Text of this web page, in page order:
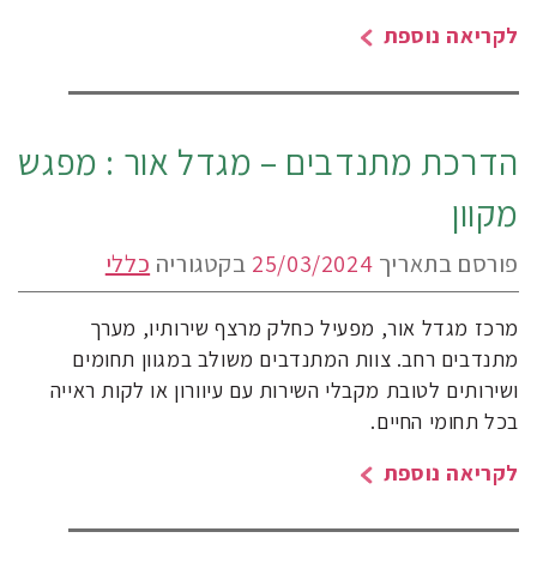
לקריאה נוספת
הדרכת מתנדבים – מגדל אור : מפגש
מקוון
פורסם בתאריך 25/03/2024 בקטגוריה כללי
מרכז מגדל אור, מפעיל כחלק מרצף שירותיו, מערך
מתנדבים רחב. צוות המתנדבים משולב במגוון תחומים
ושירותים לטובת מקבלי השירות עם עיוורון או לקות ראייה
בכל תחומי החיים.
לקריאה נוספת